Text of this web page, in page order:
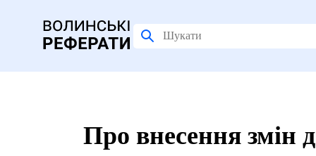
Про внесення змін